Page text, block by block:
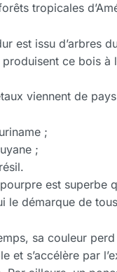
tropicales
est issu d’arbres
ce bois à
viennent de
;
;
est superbe
le démarque de
sa couleur
et s’accélère par